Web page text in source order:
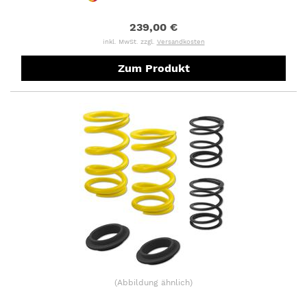
239,00 €
inkl. MwSt. zzgl. Versandkosten
Zum Produkt
(Abbildung ähnlich)